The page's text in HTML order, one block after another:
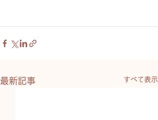
最新記事 すべて表示